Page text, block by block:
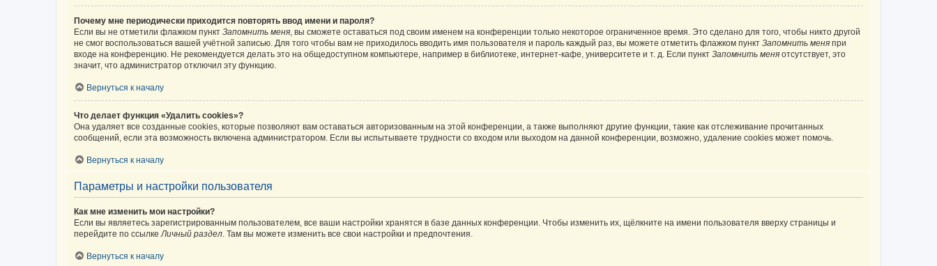
Почему мне периодически приходится повторять ввод имени и пароля?
Если вы не отметили флажком пункт Запомнить меня, вы сможете оставаться под своим именем на конференции только некоторое ограниченное время. Это сделано для того, чтобы никто другой
не смог воспользоваться вашей учётной записью. Для того чтобы вам не приходилось вводить имя пользователя и пароль каждый раз, вы можете отметить флажком пункт Запомнить меня при
входе на конференцию. Не рекомендуется делать это на общедоступном компьютере, например в библиотеке, интернет-кафе, университете и т. д. Если пункт Запомнить меня отсутствует, это
значит, что администратор отключил эту функцию.
Вернуться к началу
Что делает функция «Удалить cookies»?
Она удаляет все созданные cookies, которые позволяют вам оставаться авторизованным на этой конференции, а также выполняют другие функции, такие как отслеживание прочитанных
сообщений, если эта возможность включена администратором. Если вы испытываете трудности со входом или выходом на данной конференции, возможно, удаление cookies может помочь.
Вернуться к началу
Параметры и настройки пользователя
Как мне изменить мои настройки?
Если вы являетесь зарегистрированным пользователем, все ваши настройки хранятся в базе данных конференции. Чтобы изменить их, щёлкните на имени пользователя вверху страницы и
перейдите по ссылкеЛичный раздел. Там вы можете изменить все свои настройки и предпочтения.
Вернуться к началу